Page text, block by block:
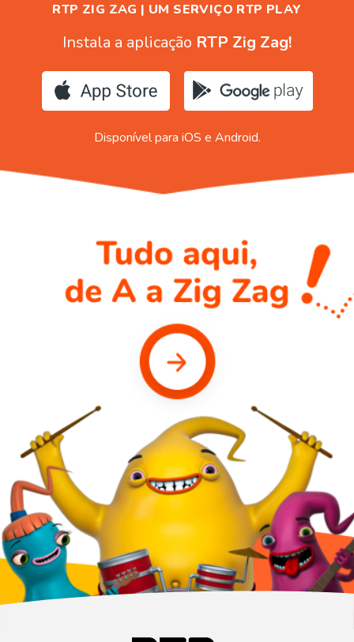
RTP ZIG ZAG | UM SERVIÇO RTP PLAY
Instala a aplicação RTP Zig Zag!
Disponível para iOS e Android.